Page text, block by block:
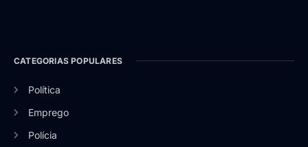
CATEGORIAS POPULARES
Política
Emprego
Polícia